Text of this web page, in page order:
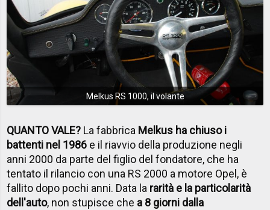
Melkus RS 1000, il volante
QUANTO VALE? La fabbrica Melkus ha chiuso i
battenti nel 1986 e il riavvio della produzione negli
anni 2000 da parte del figlio del fondatore, che ha
tentato il rilancio con una RS 2000 a motore Opel, è
fallito dopo pochi anni. Data la rarità e la particolarità
dell'auto, non stupisce che a 8 giorni dalla